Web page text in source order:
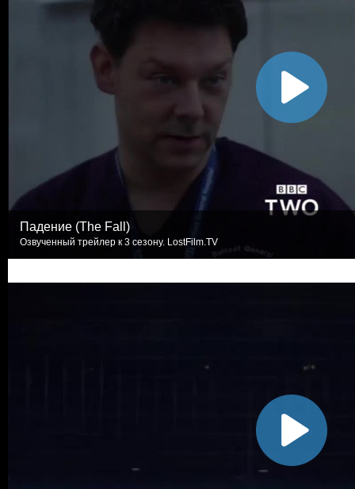
Падение (The Fall)
Озвученный трейлер к 3 сезону. LostFilm.TV